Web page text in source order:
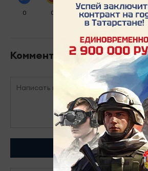
0 0 0 0 0
Комментарии
Отправить